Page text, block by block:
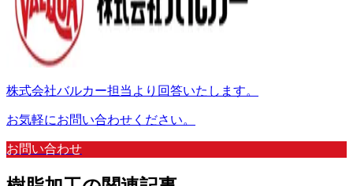
株式会社バルカー担当より回答いたします。
お気軽にお問い合わせください。
お問い合わせ